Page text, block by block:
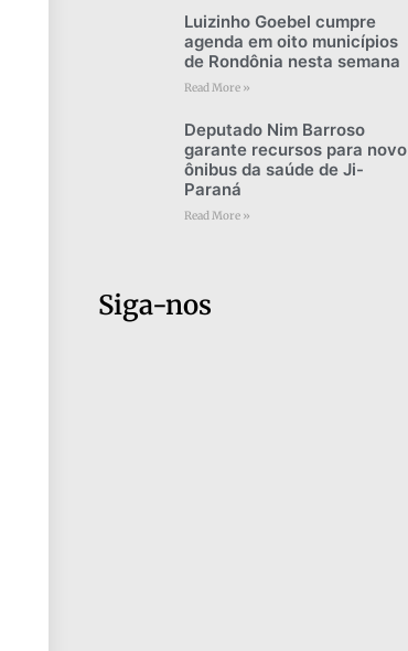
Luizinho Goebel cumpre
agenda em oito municípios
de Rondônia nesta semana
Read More »
Deputado Nim Barroso
garante recursos para novo
ônibus da saúde de Ji-
Paraná
Read More »
Siga-nos